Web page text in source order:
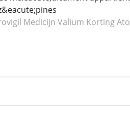
Medicijn Valium Korting